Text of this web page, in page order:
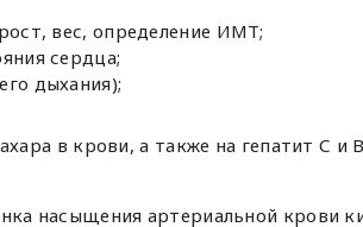
вес, определение ИМТ;
сердца;
дыхания);
в крови, а также на гепатит С
насыщения артериальной крови